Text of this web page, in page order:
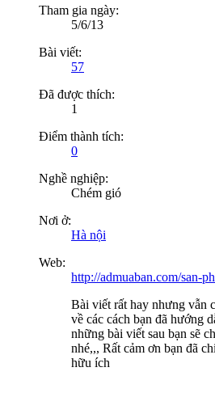
Tham gia ngày:
5/6/13
Bài viết:
57
Đã được thích:
1
Điểm thành tích:
0
Nghề nghiệp:
Chém gió
Nơi ở:
Hà nội
Web:
http://admuaban.com/san-
Bài viết rất hay nhưng vẫn
về các cách bạn đã hướng
những bài viết sau bạn sẽ
nhé,,, Rất cảm ơn bạn đã
hữu ích